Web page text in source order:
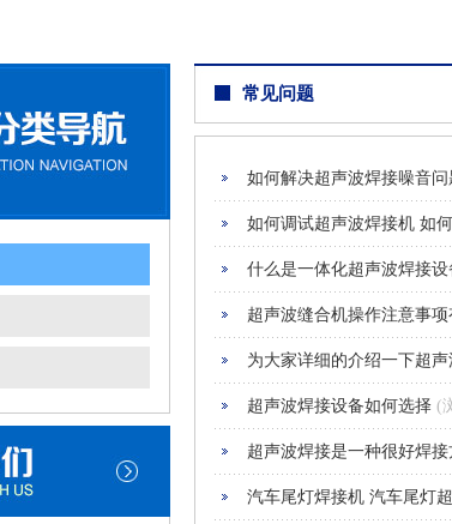
常见问题
如何解决超声波焊接噪音问
如何调试超声波焊接机 如
什么是一体化超声波焊接设
超声波缝合机操作注意事
为大家详细的介绍一下超
超声波焊接设备如何选择 (
超声波焊接是一种很好焊接
汽车尾灯焊接机 汽车尾灯